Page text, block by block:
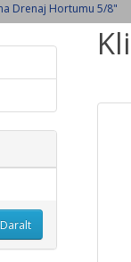
Drenaj Hortumu 5/8"